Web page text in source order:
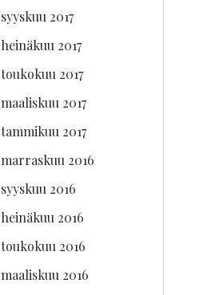
syyskuu 2017
heinäkuu 2017
toukokuu 2017
maaliskuu 2017
tammikuu 2017
marraskuu 2016
syyskuu 2016
heinäkuu 2016
toukokuu 2016
maaliskuu 2016